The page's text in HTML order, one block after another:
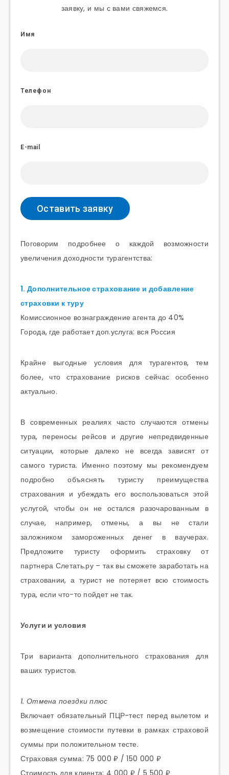
заявку, и мы с вами свяжемся.
Имя
Телефон
E-mail
Поговорим подробнее о каждой возможности
увеличения доходности турагентства:
1. Дополнительное страхование и добавление
страховки к туру
Комиссионное вознаграждение агента до 40%
Города, где работает доп.услуга: вся Россия
Крайне выгодные условия для турагентов, тем
более, что страхование рисков сейчас особенно
актуально.
В современных реалиях часто случаются отмены
тура, переносы рейсов и другие непредвиденные
ситуации, которые далеко не всегда зависят от
самого туриста. Именно поэтому мы рекомендуем
подробно объяснять туристу преимущества
страхования и убеждать его воспользоваться этой
услугой, чтобы он не остался разочарованным в
случае, например, отмены, а вы не стали
заложником замороженных денег в ваучерах.
Предложите туристу оформить страховку от
партнера Слетать.ру – так вы сможете заработать на
страховании, а турист не потеряет всю стоимость
тура, если что-то пойдет не так.
Услуги и условия
Три варианта дополнительного страхования для
ваших туристов.
1. Отмена поездки плюс
Включает обязательный ПЦР-тест перед вылетом и
возмещение стоимости путевки в рамках страховой
суммы при положительном тесте.
Страховая сумма: 75 000 ₽ / 150 000 ₽